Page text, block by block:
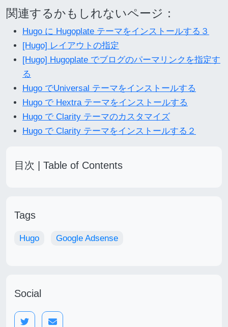
関連するかもしれないページ：
Hugo に Hugoplate テーマをインストールする３
[Hugo] レイアウトの指定
[Hugo] Hugoplate でブログのパーマリンクを指定す
る
Hugo でUniversal テーマをインストールする
Hugo で Hextra テーマをインストールする
Hugo で Clarity テーマのカスタマイズ
Hugo で Clarity テーマをインストールする２
目次 | Table of Contents
Tags
Hugo Google Adsense
Social